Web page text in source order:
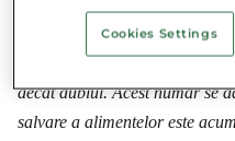
"Este aproape incredibil că
salvat al milionulea pachet,
decât dublul. Acest număr se
salvare a alimentelor este
Cookies Settings